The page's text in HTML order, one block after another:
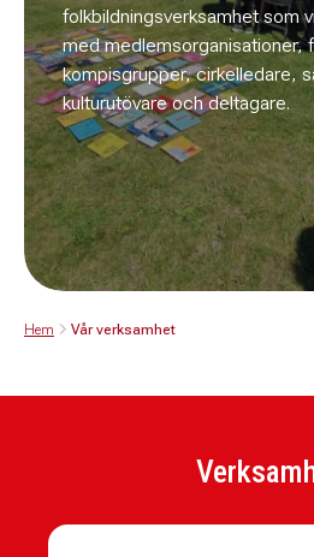
folkbildningsverksamhet som
med medlemsorganisationer,
kompisgrupper, cirkelledare,
kulturutövare och deltagare.
Hem Vår verksamhet